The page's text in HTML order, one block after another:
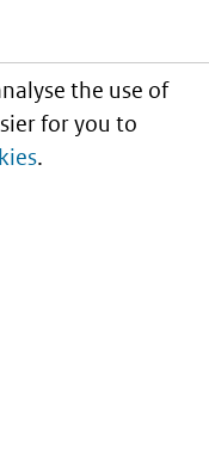
the use of
for you to
.